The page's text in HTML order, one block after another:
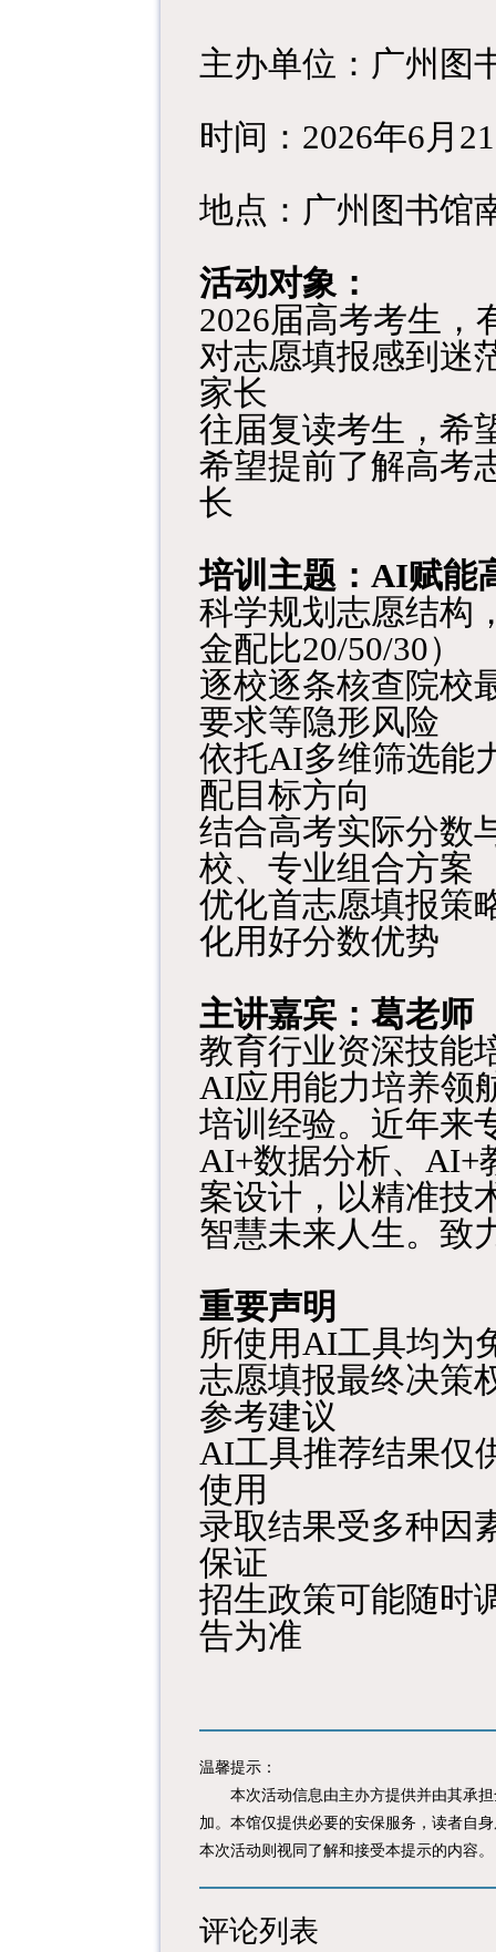
主办单位：广州图
时间： 2026年6月
地点：广州图书馆
活动对象：
2026届高考考生，
对志愿填报感到迷
家长
往届复读考生，希
希望提前了解高考
长
培训主题： AI赋能
科学规划志愿结构
金配比20/50/30）
逐校逐条核查院校
要求等隐形风险
依托AI多维筛选能
配目标方向
结合高考实际分数
校、专业组合方案
优化首志愿填报策
化用好分数优势
主讲嘉宾：葛老师
教育行业资深技能
AI应用能力培养领
培训经验。近年来
AI+数据分析、AI+
案设计，以精准技
智慧未来人生。 致
重要声明
所使用AI工具均为
志愿填报最终决策
参考建议
AI工具推荐结果仅
使用
录取结果受多种因
保证
招生政策可能随时
告为准
温馨提示：
本次活动信息由主办方提供并由其承担
加。本馆仅提供必要的安保服务，读者自
本次活动则视同了解和接受本提示的内容。
评论列表